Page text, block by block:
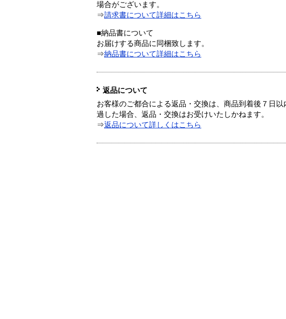
場合がございます。
⇒請求書について詳細はこちら
■納品書について
お届けする商品に同梱致します。
⇒納品書について詳細はこちら
返品について
お客様のご都合による返品・交換は、商品到着後７日
過した場合、返品・交換はお受けいたしかねます。
⇒返品について詳しくはこちら